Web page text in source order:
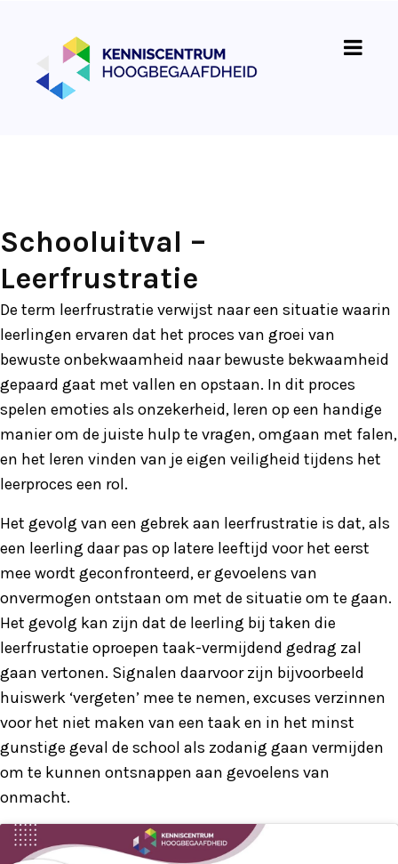
Schooluitval –
Leerfrustratie
De term leerfrustratie verwijst naar een situatie waarin
leerlingen ervaren dat het proces van groei van
bewuste onbekwaamheid naar bewuste bekwaamheid
gepaard gaat met vallen en opstaan. In dit proces
spelen emoties als onzekerheid, leren op een handige
manier om de juiste hulp te vragen, omgaan met falen,
en het leren vinden van je eigen veiligheid tijdens het
leerproces een rol.
Het gevolg van een gebrek aan leerfrustratie is dat, als
een leerling daar pas op latere leeftijd voor het eerst
mee wordt geconfronteerd, er gevoelens van
onvermogen ontstaan om met de situatie om te gaan.
Het gevolg kan zijn dat de leerling bij taken die
leerfrustatie oproepen taak-vermijdend gedrag zal
gaan vertonen. Signalen daarvoor zijn bijvoorbeeld
huiswerk ‘vergeten’ mee te nemen, excuses verzinnen
voor het niet maken van een taak en in het minst
gunstige geval de school als zodanig gaan vermijden
om te kunnen ontsnappen aan gevoelens van
onmacht.